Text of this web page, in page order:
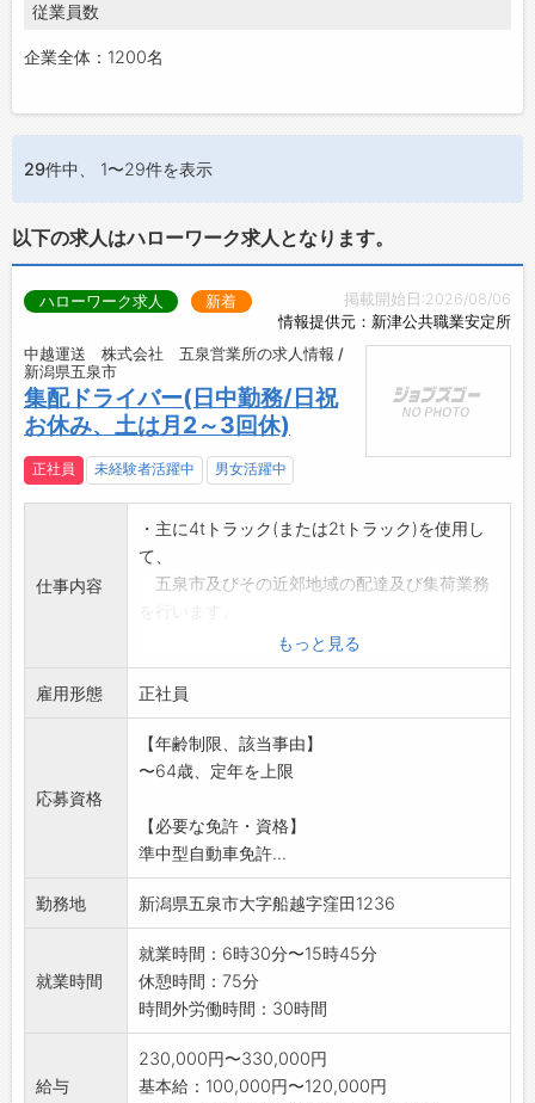
従業員数
企業全体：1200名
29件中、 1〜29件を表示
以下の求人はハローワーク求人となります。
掲載開始日:2026/08/06
情報提供元：新津公共職業安定所
ハローワーク求人 新着
中越運送 株式会社 五泉営業所の求人情報 /
新潟県五泉市
集配ドライバー(日中勤務/日祝
お休み、土は月2～3回休)
正社員 未経験者活躍中 男女活躍中
仕事内容
・主に4tトラック(または2tトラック)を使用し
て、
五泉市及びその近郊地域の配達及び集荷業務
・配達先や集荷先は、ほぼ決まった企業です。
商店、店舗、
問屋、物流拠点、工場などがあり、日中の業
務となります。
・手作業での荷物の積み込み、積み下ろし作業
があります。
※経験・未経験を問わず、2ヶ月程度は先輩ドラ
イバーが添乗
して指導を行いますので、安心してご応募く
ださい。
許や大型免許
など、会社費用負担で取得可能です。
※変更範囲:会社の定める業務
もっと見る
雇用形態 正社員
応募資格
【年齢制限、該当事由】
〜64歳、定年を上限
【必要な免許・資格】
準中型自動車免許...
勤務地 新潟県五泉市大字船越字窪田1236
就業時間
就業時間：6時30分〜15時45分
休憩時間：75分
時間外労働時間：30時間
給与
230,000円〜330,000円
基本給：100,000円〜120,000円